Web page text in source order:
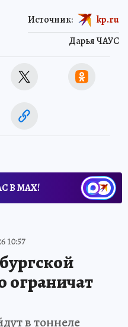
Дарья ЧАУС
Источник: kp.ru
В МАХ!
10:57
ограничат
в тоннеле